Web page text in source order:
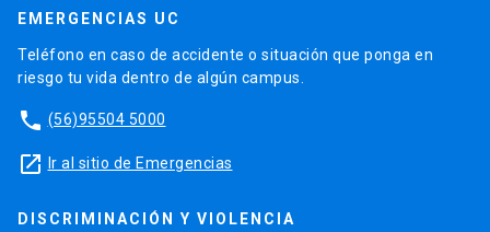
EMERGENCIAS UC
Teléfono en caso de accidente o situación que ponga en
riesgo tu vida dentro de algún campus.
phone (56)95504 5000
launch Ir al sitio de Emergencias
DISCRIMINACIÓN Y VIOLENCIA